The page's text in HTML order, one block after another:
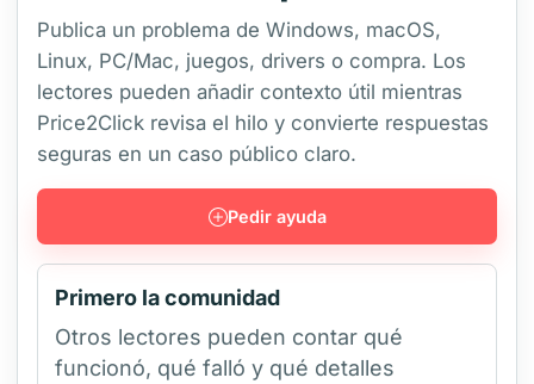
Publica un problema de Windows, macOS,
Linux, PC/Mac, juegos, drivers o compra. Los
lectores pueden añadir contexto útil mientras
Price2Click revisa el hilo y convierte respuestas
seguras en un caso público claro.
Pedir ayuda
Primero la comunidad
Otros lectores pueden contar qué
funcionó, qué falló y qué detalles